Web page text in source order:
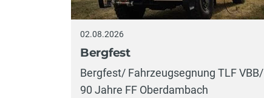
02.08.2026
Bergfest
Bergfest/ Fahrzeugsegnung TLF VBB/
90 Jahre FF Oberdambach